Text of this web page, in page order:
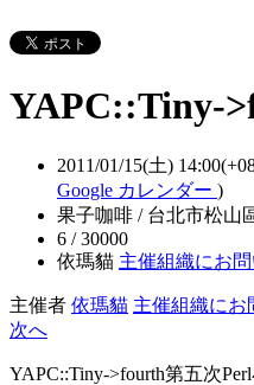
YAPC::Tiny-
2011/01/15(土)
Google カレンダー )
果子咖啡 / 台北市松山
6 / 30000
依瑪貓 主催組織にお
主催者 依瑪貓 主催組織にお
次へ
YAPC::Tiny->fourth第五次